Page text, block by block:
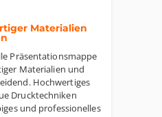
Materialien
Präsentationsmappe
Materialien und
Hochwertiges
Drucktechniken
und professionelles